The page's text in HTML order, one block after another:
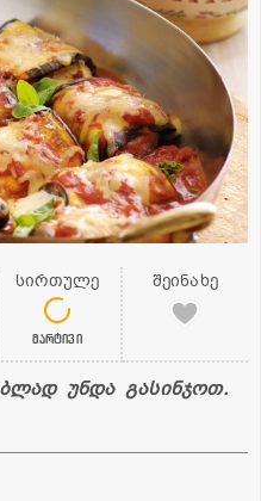
სირთულე
მარტივი
შეინახე
უნდა გასინჯოთ.